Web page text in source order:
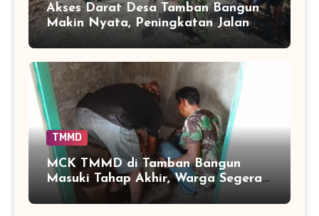
Akses Darat Desa Tamban Bangun
Makin Nyata, Peningkatan Jalan
TMMD Sentuh 90 Persen
TMMD
MCK TMMD di Tamban Bangun
Masuki Tahap Akhir, Warga Segera
Nikmati Fasilitas Sanitasi yang
Lebih Layak